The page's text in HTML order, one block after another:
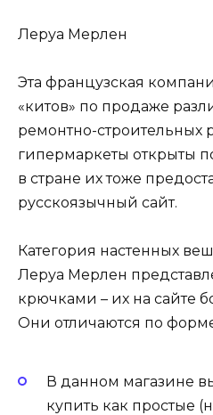
Леруа Мерлен
Эта французская
«китов» по продаже
ремонтно-строительных
гипермаркеты открыты
в стране их тоже
русскоязычный сайт.
Категория настенных
Леруа Мерлен
крючками – их на сайте
Они отличаются по
В данном магазине
купить как простые